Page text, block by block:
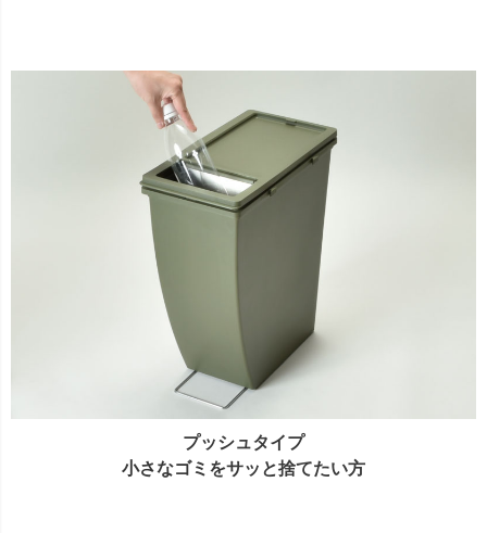
プッシュタイプ
小さなゴミをサッと捨てたい方